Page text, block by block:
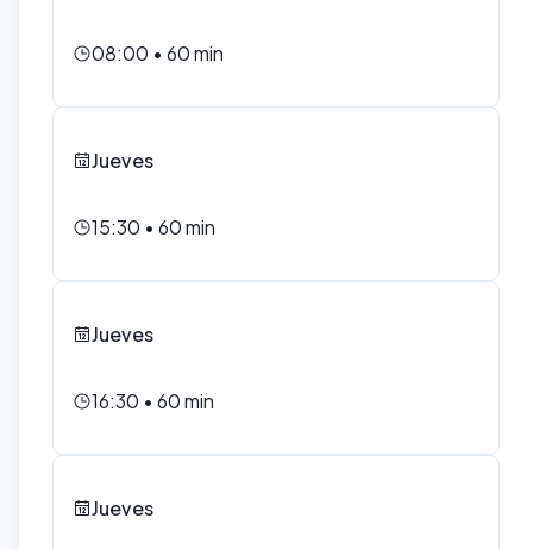
08:00 • 60min
Jueves
15:30 • 60min
Jueves
16:30 • 60min
Jueves